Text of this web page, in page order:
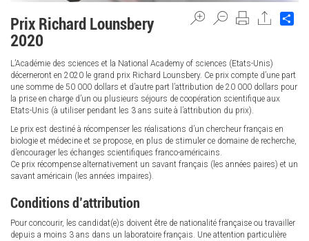
Prix Richard Lounsbery
2020
L’Académie des sciences et la National Academy of sciences (Etats-Unis)
décerneront en 2020 le grand prix Richard Lounsbery. Ce prix compte d’une part
une somme de 50 000 dollars et d’autre part l’attribution de 20 000 dollars pour
la prise en charge d’un ou plusieurs séjours de coopération scientifique aux
Etats-Unis (à utiliser pendant les 3 ans suite à l’attribution du prix).
Le prix est destiné à récompenser les réalisations d’un chercheur français en
biologie et médecine et se propose, en plus de stimuler ce domaine de recherche,
d’encourager les échanges scientifiques franco-américains.
Ce prix récompense alternativement un savant français (les années paires) et un
savant américain (les années impaires).
Conditions d’attribution
Pour concourir, les candidat(e)s doivent être de nationalité française ou travailler
depuis a moins 3 ans dans un laboratoire français. Une attention particulière